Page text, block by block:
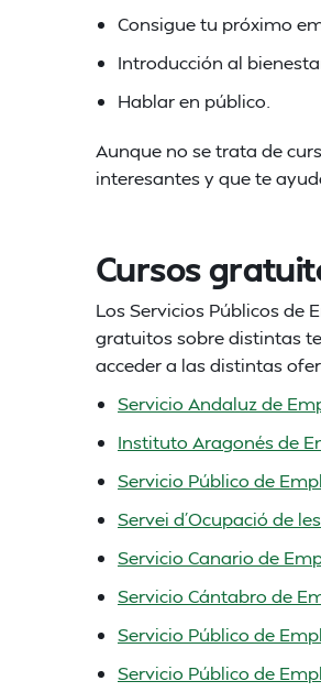
Consigue tu próximo
Introducción al
Hablar en público.
Aunque no se trata de
interesantes y que te
Cursos
Los Servicios Públicos
gratuitos sobre distintas
acceder a las distintas
Servicio Andaluz de
Instituto Aragonés de
Servicio Público de
Servei d´Ocupació de
Servicio Canario de
Servicio Cántabro de
Servicio Público de
Servicio Público de